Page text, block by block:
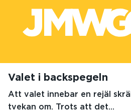
Valet i backspegeln
Att valet innebar en rejäl
tvekan om. Trots att det...